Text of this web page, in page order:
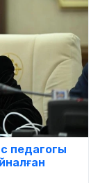
педагогы